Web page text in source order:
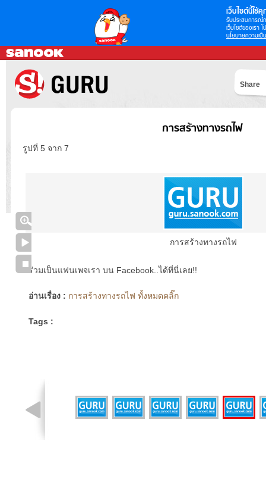
เว็บไซต์นี้ใช้คุ
รับประสบการณ์
เว็บไซต์ของเรา
นโยบายความเป็
Share
การสร้างทางรถไฟ
รูปที่ 5 จาก 7
การสร้างทางรถไฟ
ร่วมเป็นแฟนเพจเรา บน Facebook..ได้ที่นี่เลย!!
อ่านเรื่อง : การสร้างทางรถไฟ ทั้งหมดคลิ๊ก
Tags :